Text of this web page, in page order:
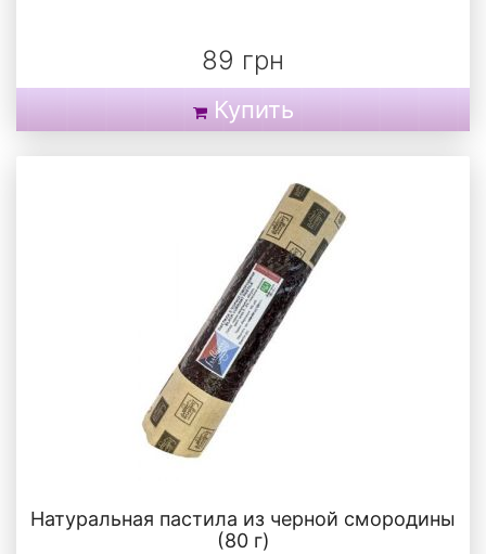
89 грн
Купить
Натуральная пастила из черной смородины
(80 г)